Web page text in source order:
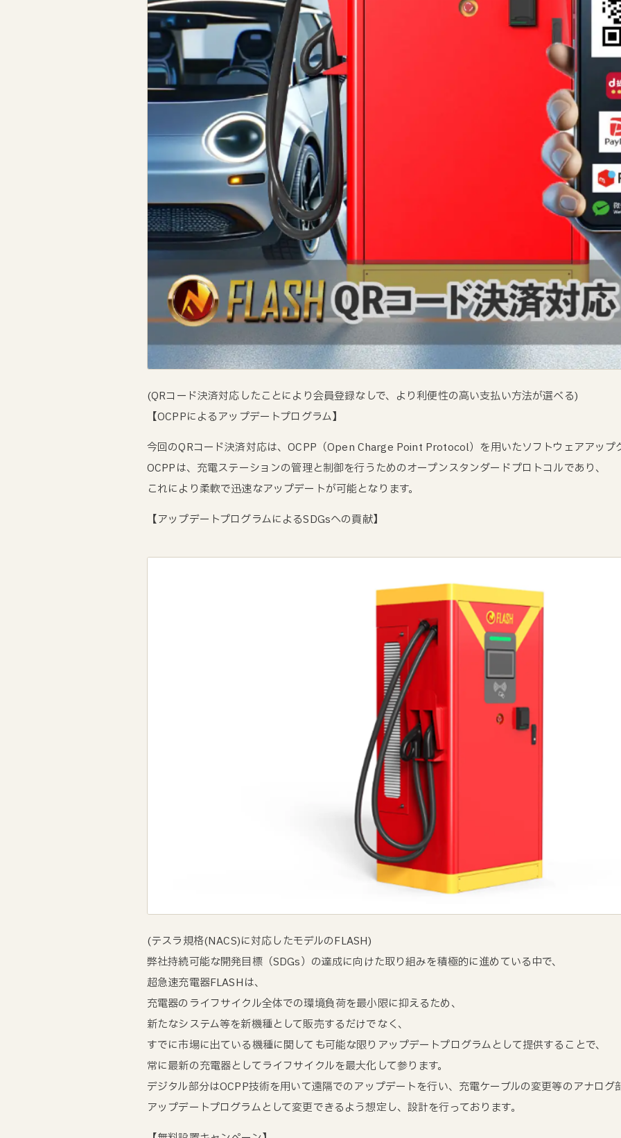
(QRコード決済対応したことにより会員登録なしで、より利便性の高い支払い方法が選べる)
【OCPPによるアップデートプログラム】
今回のQRコード決済対応は、OCPP（Open Charge Point Protocol）を用いたソフトウェアアップ
OCPPは、充電ステーションの管理と制御を行うためのオープンスタンダードプロトコルであり、
これにより柔軟で迅速なアップデートが可能となります。
【アップデートプログラムによるSDGsへの貢献】
(テスラ規格(NACS)に対応したモデルのFLASH)
弊社持続可能な開発目標（SDGs）の達成に向けた取り組みを積極的に進めている中で、
超急速充電器FLASHは、
充電器のライフサイクル全体での環境負荷を最小限に抑えるため、
新たなシステム等を新機種として販売するだけでなく、
すでに市場に出ている機種に関しても可能な限りアップデートプログラムとして提供することで、
常に最新の充電器としてライフサイクルを最大化して参ります。
デジタル部分はOCPP技術を用いて遠隔でのアップデートを行い、充電ケーブルの変更等のアナログ
アップデートプログラムとして変更できるよう想定し、設計を行っております。